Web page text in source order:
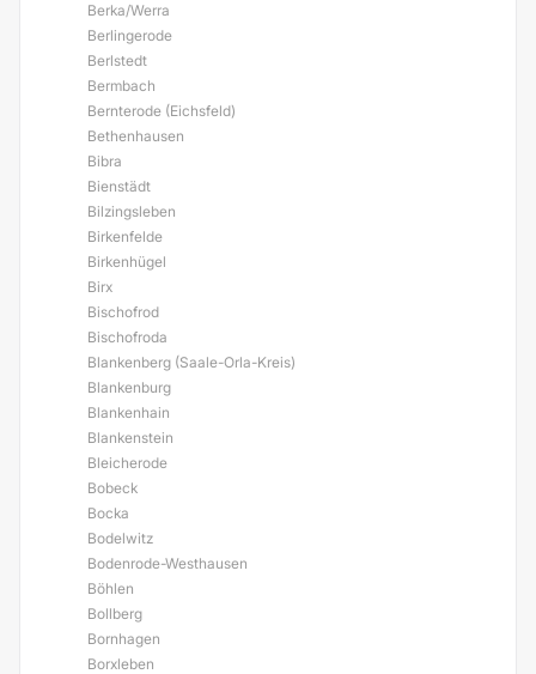
Berka/Werra
Berlingerode
Berlstedt
Bermbach
Bernterode (Eichsfeld)
Bethenhausen
Bibra
Bienstädt
Bilzingsleben
Birkenfelde
Birkenhügel
Birx
Bischofrod
Bischofroda
Blankenberg (Saale-Orla-Kreis)
Blankenburg
Blankenhain
Blankenstein
Bleicherode
Bobeck
Bocka
Bodelwitz
Bodenrode-Westhausen
Böhlen
Bollberg
Bornhagen
Borxleben